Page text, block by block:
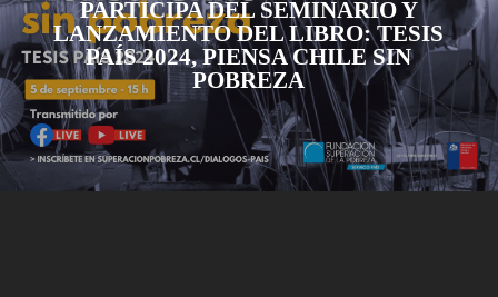
PARTICIPA DEL SEMINARIO Y
LANZAMIENTO DEL LIBRO: TESIS
PAÍS 2024, PIENSA CHILE SIN
POBREZA